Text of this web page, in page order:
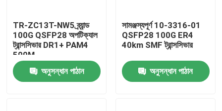
বাড়ি
TR-ZC13T-NW5 ব্র্যান্ড
100G QSFP28 অপটিক্যাল
ট্রান্সসিভার DR1+ PAM4
500M
অনুসন্ধান পাঠান
সামঞ্জস্যপূর্ণ 10-3316-01
QSFP28 100G ER4
40km SMF ট্রান্সসিভার
অনুসন্ধান পাঠান